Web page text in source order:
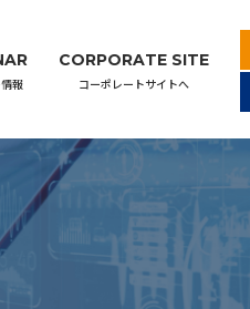
報
CORPORATE SITE
コーポレートサイトへ